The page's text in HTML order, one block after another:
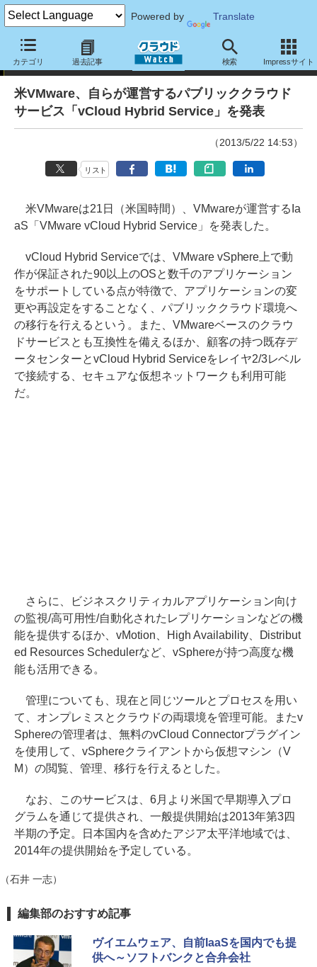
Powered by Translate
カテゴリ 過去記事 検索 Impressサイト
ニュース
米VMware、自らが運営するパブリッククラウド
サービス「vCloud Hybrid Service」を発表
（2013/5/22 14:53）
リスト
米VMwareは21日（米国時間）、VMwareが運営するIa
aS「VMware vCloud Hybrid Service」を発表した。
vCloud Hybrid Serviceでは、VMware vSphere上で動
作が保証された90以上のOSと数千のアプリケーション
をサポートしている点が特徴で、アプリケーションの変
更や再設定をすることなく、パブリッククラウド環境へ
の移行を行えるという。また、VMwareベースのクラウ
ドサービスとも互換性を備えるほか、顧客の持つ既存デ
ータセンターとvCloud Hybrid Serviceをレイヤ2/3レベル
で接続する、セキュアな仮想ネットワークも利用可能
だ。
さらに、ビジネスクリティカルアプリケーション向け
の監視/高可用性/自動化されたレプリケーションなどの機
能を提供するほか、vMotion、High Availability、Distribut
ed Resources Schedulerなど、vSphereが持つ高度な機
能も活用できる。
管理についても、現在と同じツールとプロセスを用い
て、オンプレミスとクラウドの両環境を管理可能。またv
Sphereの管理者は、無料のvCloud Connectorプラグイン
を使用して、vSphereクライアントから仮想マシン（V
M）の閲覧、管理、移行を行えるとした。
なお、このサービスは、6月より米国で早期導入プロ
グラムを通じて提供され、一般提供開始は2013年第3四
半期の予定。日本国内を含めたアジア太平洋地域では、
2014年の提供開始を予定している。
（石井 一志）
編集部のおすすめ記事
ヴイエムウェア、自前IaaSを国内でも提
供へ～ソフトバンクと合弁会社